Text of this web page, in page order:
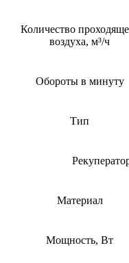
Количество
воздуха, м³/ч
Обороты в минуту
Тип
Материал
Мощность, Вт